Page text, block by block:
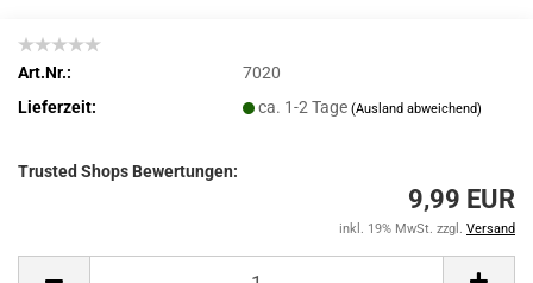
Art.Nr.:
7020
Lieferzeit:
ca. 1-2 Tage(Ausland abweichend)
Trusted Shops Bewertungen:
9,99 EUR
inkl. 19% MwSt. zzgl. Versand